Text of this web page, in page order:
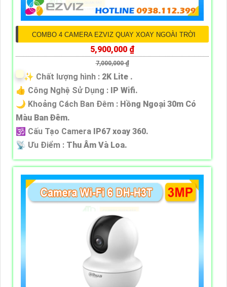
COMBO 4 CAMERA EZVIZ QUAY XOAY NGOÀI TRỜI
5,900,000 ₫
7,000,000 ₫
✨ Chất lượng hình : 2K Lite .
👍 Công Nghệ Sử Dụng :
IP Wifi.
🌙 Khoảng Cách Ban Đêm : Hồng Ngoại 30m Có
Màu Ban Ðêm.
🕉️ Cấu Tạo Camera
IP67 xoay 360.
️📡 Ưu Điểm : Thu Âm Và Loa.